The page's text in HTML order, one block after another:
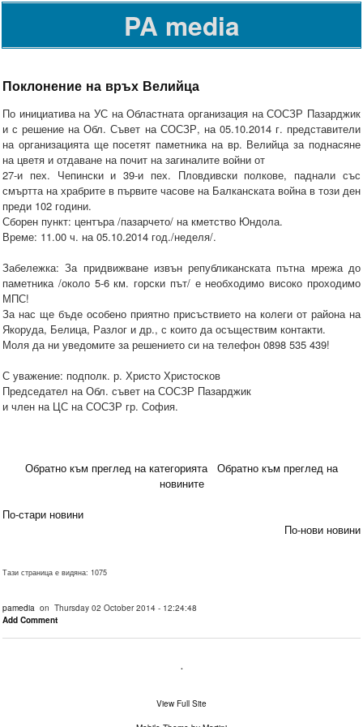
PA media
Поклонение на връх Велийца
По инициатива на УС на Областната организация на СОСЗР Пазарджик
и с решение на Обл. Съвет на СОСЗР, на 05.10.2014 г. представители
на организацията ще посетят паметника на вр. Велийца за поднасяне
на цветя и отдаване на почит на загиналите войни от
27-и пех. Чепински и 39-и пех. Пловдивски полкове, паднали със
смъртта на храбрите в първите часове на Балканската война в този ден
преди 102 години.
Сборен пункт: центъра /пазарчето/ на кметство Юндола.
Време: 11.00 ч. на 05.10.2014 год./неделя/.
Забележка: За придвижване извън републиканската пътна мрежа до
паметника /около 5-6 км. горски път/ е необходимо високо проходимо
МПС!
За нас ще бъде особено приятно присъствието на колеги от района на
Якоруда, Белица, Разлог и др., с които да осъществим контакти.
Моля да ни уведомите за решението си на телефон 0898 535 439!
С уважение: подполк. р. Христо Христосков
Председател на Обл. съвет на СОСЗР Пазарджик
и член на ЦС на СОСЗР гр. София.
Обратно към преглед на категорията
Обратно към преглед на
новините
По-стари новини
По-нови новини
Тази страница е видяна: 1075
pamedia on Thursday 02 October 2014 - 12:24:48
Add Comment
.
View Full Site